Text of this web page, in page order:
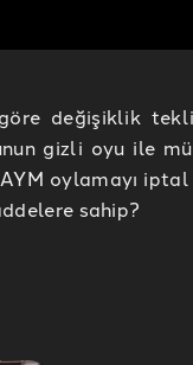
göre değişiklik
gizli oyu ile
AYM oylamayı
sahip?